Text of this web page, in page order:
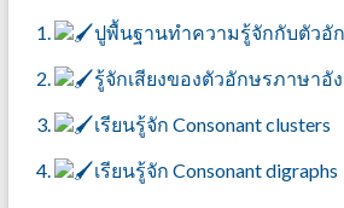
1.
ปูพื้นฐานทำความรู้จักกับตัวอั
2.
รู้จักเสียงของตัวอักษรภาษาอั
3.
เรียนรู้จัก Consonant clusters
4.
เรียนรู้จัก Consonant digraphs